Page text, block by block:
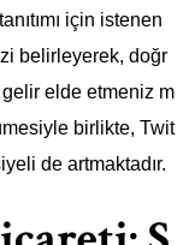
için istenen
belirleyerek, doğr
elde etmeniz m
birlikte, Twit
de artmaktadır.